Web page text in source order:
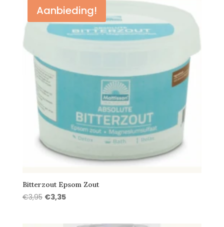
Aanbieding!
Bitterzout Epsom Zout
€3,95 Oorspronkelijke
€3,35Huidige